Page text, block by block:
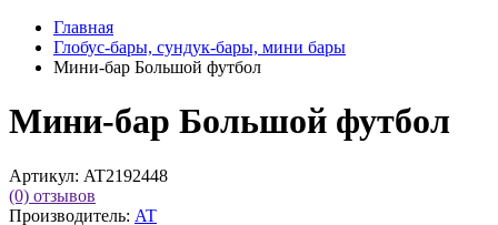
Главная
Глобус-бары, сундук-бары, мини бары
Мини-бар Большой футбол
Мини-бар Большой футбол
Артикул: AT2192448
(0) отзывов
Производитель: AT